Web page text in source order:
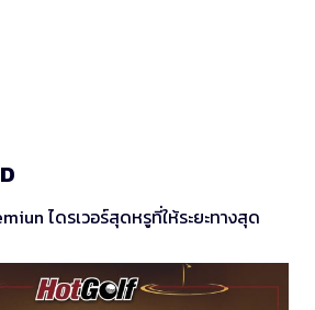
ไดรเวอร์สุดหรูที่ให้ระยะทางสุด